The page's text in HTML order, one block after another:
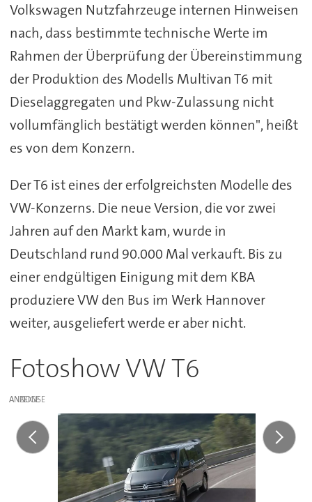
Volkswagen Nutzfahrzeuge internen Hinweisen
nach, dass bestimmte technische Werte im
Rahmen der Überprüfung der Übereinstimmung
der Produktion des Modells Multivan T6 mit
Dieselaggregaten und Pkw-Zulassung nicht
vollumfänglich bestätigt werden können", heißt
es von dem Konzern.
Der T6 ist eines der erfolgreichsten Modelle des
VW-Konzerns. Die neue Version, die vor zwei
Jahren auf den Markt kam, wurde in
Deutschland rund 90.000 Mal verkauft. Bis zu
einer endgültigen Einigung mit dem KBA
produziere VW den Bus im Werk Hannover
weiter, ausgeliefert werde er aber nicht.
Fotoshow VW T6
ANZEIGE